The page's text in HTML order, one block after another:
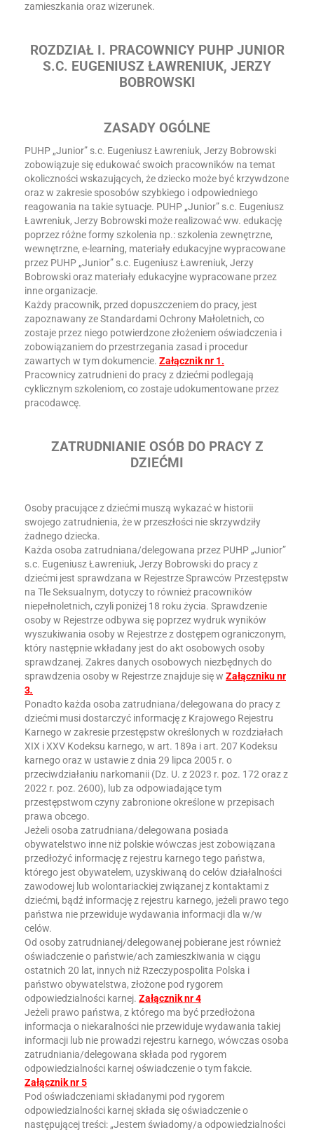
zamieszkania oraz wizerunek.
ROZDZIAŁ I. PRACOWNICY PUHP JUNIOR
S.C. EUGENIUSZ ŁAWRENIUK, JERZY
BOBROWSKI
ZASADY OGÓLNE
PUHP „Junior” s.c. Eugeniusz Ławreniuk, Jerzy Bobrowski
zobowiązuje się edukować swoich pracowników na temat
okoliczności wskazujących, że dziecko może być krzywdzone
oraz w zakresie sposobów szybkiego i odpowiedniego
reagowania na takie sytuacje. PUHP „Junior” s.c. Eugeniusz
Ławreniuk, Jerzy Bobrowski może realizować ww. edukację
poprzez różne formy szkolenia np.: szkolenia zewnętrzne,
wewnętrzne, e-learning, materiały edukacyjne wypracowane
przez PUHP „Junior” s.c. Eugeniusz Ławreniuk, Jerzy
Bobrowski oraz materiały edukacyjne wypracowane przez
inne organizacje.
Każdy pracownik, przed dopuszczeniem do pracy, jest
zapoznawany ze Standardami Ochrony Małoletnich, co
zostaje przez niego potwierdzone złożeniem oświadczenia i
zobowiązaniem do przestrzegania zasad i procedur
zawartych w tym dokumencie. Załącznik nr 1.
Pracownicy zatrudnieni do pracy z dziećmi podlegają
cyklicznym szkoleniom, co zostaje udokumentowane przez
pracodawcę.
ZATRUDNIANIE OSÓB DO PRACY Z
DZIEĆMI
Osoby pracujące z dziećmi muszą wykazać w historii
swojego zatrudnienia, że w przeszłości nie skrzywdziły
żadnego dziecka.
Każda osoba zatrudniana/delegowana przez PUHP „Junior”
s.c. Eugeniusz Ławreniuk, Jerzy Bobrowski do pracy z
dziećmi jest sprawdzana w Rejestrze Sprawców Przestępstw
na Tle Seksualnym, dotyczy to również pracowników
niepełnoletnich, czyli poniżej 18 roku życia. Sprawdzenie
osoby w Rejestrze odbywa się poprzez wydruk wyników
wyszukiwania osoby w Rejestrze z dostępem ograniczonym,
który następnie wkładany jest do akt osobowych osoby
sprawdzanej. Zakres danych osobowych niezbędnych do
sprawdzenia osoby w Rejestrze znajduje się w Załączniku nr
3.
Ponadto każda osoba zatrudniana/delegowana do pracy z
dziećmi musi dostarczyć informację z Krajowego Rejestru
Karnego w zakresie przestępstw określonych w rozdziałach
XIX i XXV Kodeksu karnego, w art. 189a i art. 207 Kodeksu
karnego oraz w ustawie z dnia 29 lipca 2005 r. o
przeciwdziałaniu narkomanii (Dz. U. z 2023 r. poz. 172 oraz z
2022 r. poz. 2600), lub za odpowiadające tym
przestępstwom czyny zabronione określone w przepisach
prawa obcego.
Jeżeli osoba zatrudniana/delegowana posiada
obywatelstwo inne niż polskie wówczas jest zobowiązana
przedłożyć informację z rejestru karnego tego państwa,
którego jest obywatelem, uzyskiwaną do celów działalności
zawodowej lub wolontariackiej związanej z kontaktami z
dziećmi, bądź informację z rejestru karnego, jeżeli prawo tego
państwa nie przewiduje wydawania informacji dla w/w
celów.
Od osoby zatrudnianej/delegowanej pobierane jest również
oświadczenie o państwie/ach zamieszkiwania w ciągu
ostatnich 20 lat, innych niż Rzeczypospolita Polska i
państwo obywatelstwa, złożone pod rygorem
odpowiedzialności karnej. Załącznik nr 4
Jeżeli prawo państwa, z którego ma być przedłożona
informacja o niekaralności nie przewiduje wydawania takiej
informacji lub nie prowadzi rejestru karnego, wówczas osoba
zatrudniania/delegowana składa pod rygorem
odpowiedzialności karnej oświadczenie o tym fakcie.
Załącznik nr 5
Pod oświadczeniami składanymi pod rygorem
odpowiedzialności karnej składa się oświadczenie o
następującej treści: „Jestem świadomy/a odpowiedzialności